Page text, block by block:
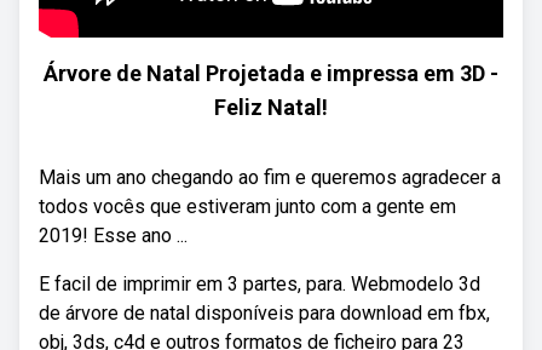
Árvore de Natal Projetada e impressa em 3D -
Feliz Natal!
Mais um ano chegando ao fim e queremos agradecer a
todos vocês que estiveram junto com a gente em
2019! Esse ano ...
E facil de imprimir em 3 partes, para. Webmodelo 3d
de árvore de natal disponíveis para download em fbx,
obj, 3ds, c4d e outros formatos de ficheiro para 23